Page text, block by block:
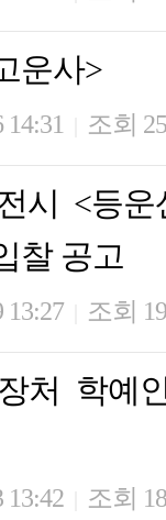
운사>
14:31 조회
시 <등
찰 공고
13:27 조회
처 학예
13:42 조회